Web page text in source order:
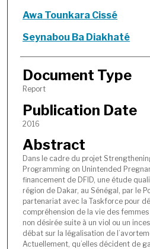
Awa Tounkara Cissé
Seynabou Ba Diakhaté
Document Type
Report
Publication Date
2016
Abstract
Dans le cadre du projet
Programming on Unintended
financement de DFID, une étude
région de Dakar, au Sénégal, par le
partenariat avec la Taskforce pour
compréhension de la vie des
non désirée suite à un viol ou un
débat sur la légalisation de
Actuellement, qu’elles décident de